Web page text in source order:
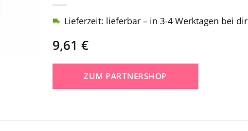
9,61 €
Lieferzeit: lieferbar – in 3-4 Werktagen bei dir
ZUM PARTNERSHOP